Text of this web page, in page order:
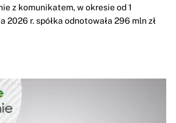
z komunikatem, w okresie od 1
2026 r. spółka odnotowała 296 mln zł